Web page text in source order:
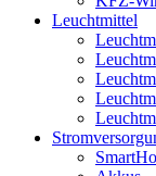
Leuchtmittel